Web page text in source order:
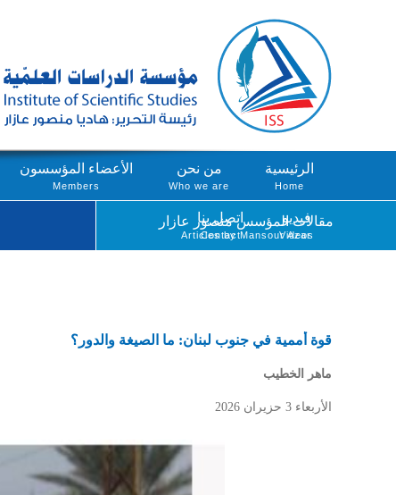
الرئيسية
Home
من نحن
Who we are
الأعضاء المؤسسون
Members
فيديو
Videos
اتصل بنا
Contact
مقالات المؤسس منصور عازار
Articles by Mansour Azar
قوة أممية في جنوب لبنان: ما الصيغة والدور؟
ماهر الخطيب
الأربعاء 3 حزيران 2026